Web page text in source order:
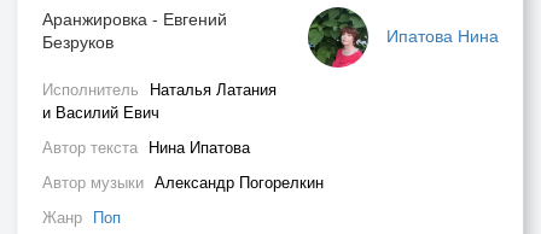
Ипатова Нина
Аранжировка - Евгений
Безруков
Исполнитель Наталья Латания
и Василий Евич
Автор текста Нина Ипатова
Автор музыки Александр Погорелкин
Жанр Поп